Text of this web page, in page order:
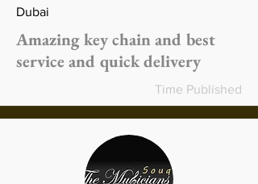
Dubai
Amazing key chain and best
service and quick delivery
Time Published